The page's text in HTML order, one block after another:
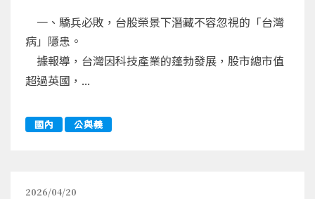
一、驕兵必敗，台股榮景下潛藏不容忽視的「台灣
病」隱患。
據報導，台灣因科技產業的蓬勃發展，股市總市值
超過英國，...
國內 公與義
2026/04/20